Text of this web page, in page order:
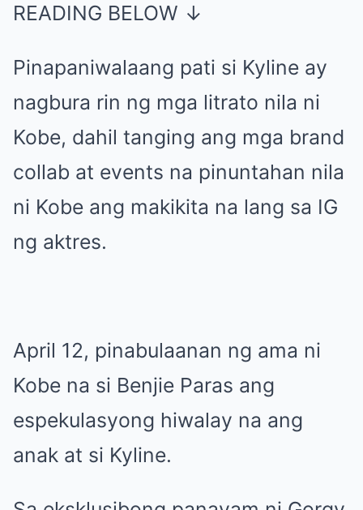
READING BELOW ↓
Pinapaniwalaang pati si Kyline ay
nagbura rin ng mga litrato nila ni
Kobe, dahil tanging ang mga brand
collab at events na pinuntahan nila
ni Kobe ang makikita na lang sa IG
ng aktres.
April 12, pinabulaanan ng ama ni
Kobe na si Benjie Paras ang
espekulasyong hiwalay na ang
anak at si Kyline.